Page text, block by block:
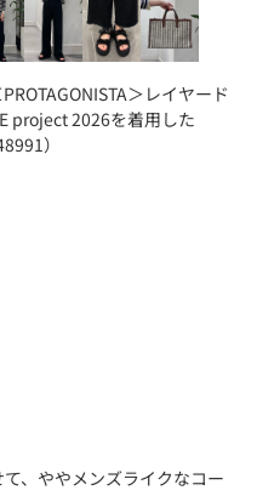
＞レイヤード
project 2026を着用した
）
、ややメンズライクなコー